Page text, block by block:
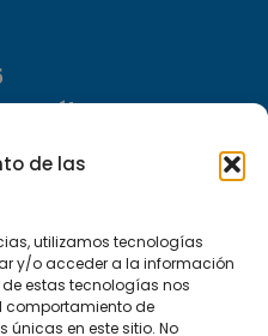
de las
utilizamos tecnologías
y/o acceder a la información
estas tecnologías nos
comportamiento de
en este sitio. No
Málaga
Newsletter